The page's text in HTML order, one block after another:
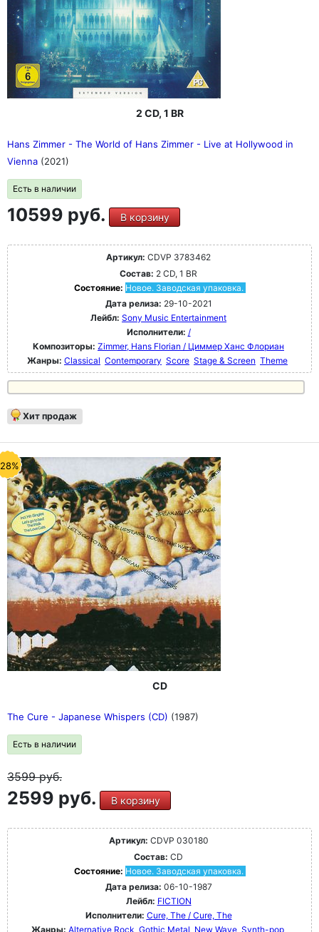
2 CD, 1 BR
Hans Zimmer - The World of Hans Zimmer - Live at Hollywood in
Vienna (2021)
Есть в наличии
10599 руб. В корзину
Артикул: CDVP 3783462
Состав: 2 CD, 1 BR
Состояние: Новое. Заводская упаковка.
Дата релиза: 29-10-2021
Лейбл: Sony Music Entertainment
Исполнители: /
Композиторы: Zimmer, Hans Florian / Циммер Ханс Флориан
Жанры: Classical Contemporary Score Stage & Screen Theme
Хит продаж
CD
The Cure - Japanese Whispers (CD) (1987)
Есть в наличии
3599руб.
2599 руб. В корзину
Артикул: CDVP 030180
Состав: CD
Состояние: Новое. Заводская упаковка.
Дата релиза: 06-10-1987
Лейбл: FICTION
Исполнители: Cure, The / Cure, The
Жанры: Alternative Rock Gothic Metal New Wave Synth-pop